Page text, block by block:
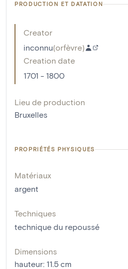
PRODUCTION ET DATATION
Creator
inconnu(orfèvre)
Creation date
1701 - 1800
Lieu de production
Bruxelles
PROPRIÉTÉS PHYSIQUES
Matériaux
argent
Techniques
technique du repoussé
Dimensions
hauteur: 11.5 cm